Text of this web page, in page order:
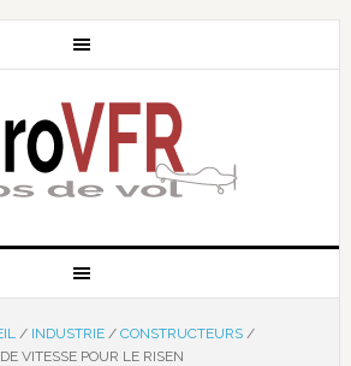
/ INDUSTRIE / CONSTRUCTEURS /
VITESSE POUR LE RISEN